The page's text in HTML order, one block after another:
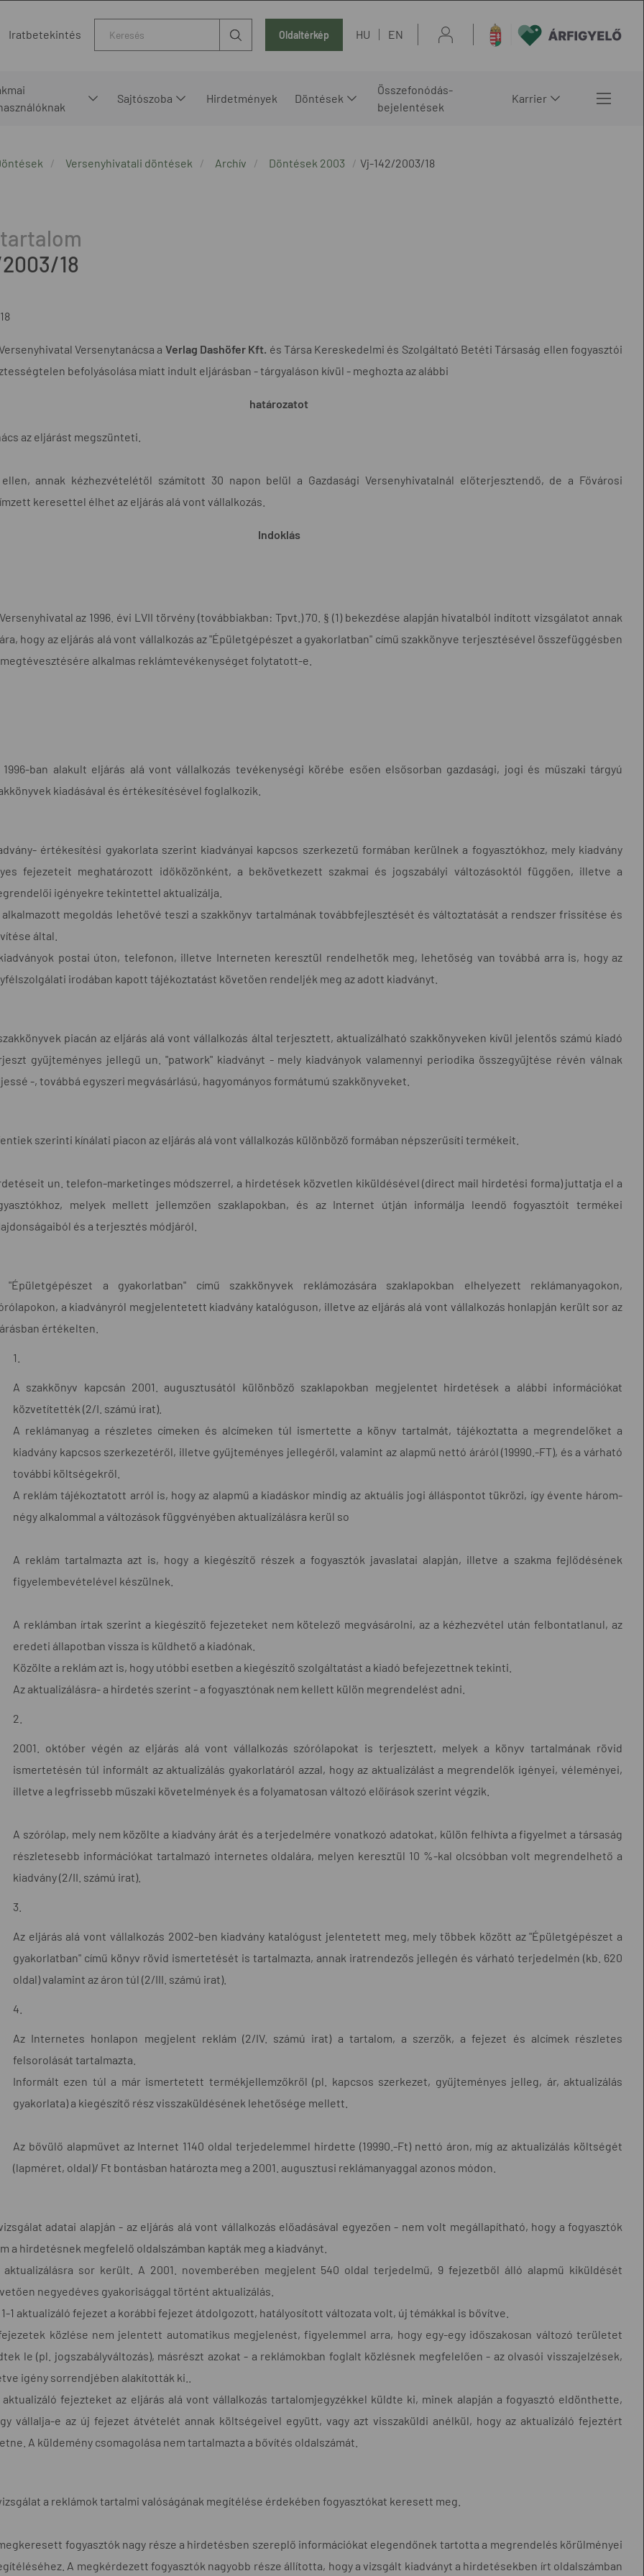
Iratbetekintés Oldaltérkép HU EN
Sajtószoba Hirdetmények Döntések
Összefonódás-
bejelentések
Karrier
Versenyhivatali döntések Archív Döntések 2003
Vj-142/2003/18
18
Versenytanácsa a Verlag Dashöfer Kft. és Társa Kereskedelmi és Szolgáltató Betéti Társaság ellen fogyasztói
befolyásolása miatt indult eljárásban - tárgyaláson kívül - meghozta az alábbi
határozatot
az eljárást megszünteti.
annak kézhezvételétől számított 30 napon belül a Gazdasági Versenyhivatalnál előterjesztendő, de a Fővárosi
keresettel élhet az eljárás alá vont vállalkozás.
Indoklás
az 1996. évi LVII törvény (továbbiakban: Tpvt.) 70. § (1) bekezdése alapján hivatalból indított vizsgálatot annak
hogy az eljárás alá vont vállalkozás az "Épületgépészet a gyakorlatban" című szakkönyve terjesztésével összefüggésben
alkalmas reklámtevékenységet folytatott-e.
1996-ban alakult eljárás alá vont vállalkozás tevékenységi körébe esően elsősorban gazdasági, jogi és műszaki tárgyú
kiadásával és értékesítésével foglalkozik.
értékesítési gyakorlata szerint kiadványai kapcsos szerkezetű formában kerülnek a fogyasztókhoz, mely kiadvány
fejezeteit meghatározott időközönként, a bekövetkezett szakmai és jogszabályi változásoktól függően, illetve a
igényekre tekintettel aktualizálja.
alkalmazott megoldás lehetővé teszi a szakkönyv tartalmának továbbfejlesztését és változtatását a rendszer frissítése és
által.
postai úton, telefonon, illetve Interneten keresztül rendelhetők meg, lehetőség van továbbá arra is, hogy az
irodában kapott tájékoztatást követően rendeljék meg az adott kiadványt.
piacán az eljárás alá vont vállalkozás által terjesztett, aktualizálható szakkönyveken kívül jelentős számú kiadó
gyűjteményes jellegű un. "patwork" kiadványt - mely kiadványok valamennyi periodika összegyűjtése révén válnak
-, továbbá egyszeri megvásárlású, hagyományos formátumú szakkönyveket.
szerinti kínálati piacon az eljárás alá vont vállalkozás különböző formában népszerűsíti termékeit.
un. telefon-marketinges módszerrel, a hirdetések közvetlen kiküldésével (direct mail hirdetési forma) juttatja el a
melyek mellett jellemzően szaklapokban, és az Internet útján informálja leendő fogyasztóit termékei
és a terjesztés módjáról.
"Épületgépészet a gyakorlatban" című szakkönyvek reklámozására szaklapokban elhelyezett reklámanyagokon,
a kiadványról megjelentetett kiadvány katalóguson, illetve az eljárás alá vont vállalkozás honlapján került sor az
értékelten.
1.
A szakkönyv kapcsán 2001. augusztusától különböző szaklapokban megjelentet hirdetések a alábbi információkat
közvetítették (2/I. számú irat).
A reklámanyag a részletes címeken és alcímeken túl ismertette a könyv tartalmát, tájékoztatta a megrendelőket a
kiadvány kapcsos szerkezetéről, illetve gyűjteményes jellegéről, valamint az alapmű nettó áráról (19990.-FT), és a várható
további költségekről.
A reklám tájékoztatott arról is, hogy az alapmű a kiadáskor mindig az aktuális jogi álláspontot tükrözi, így évente három-
négy alkalommal a változások függvényében aktualizálásra kerül so
A reklám tartalmazta azt is, hogy a kiegészítő részek a fogyasztók javaslatai alapján, illetve a szakma fejlődésének
figyelembevételével készülnek.
A reklámban írtak szerint a kiegészítő fejezeteket nem kötelező megvásárolni, az a kézhezvétel után felbontatlanul, az
eredeti állapotban vissza is küldhető a kiadónak.
Közölte a reklám azt is, hogy utóbbi esetben a kiegészítő szolgáltatást a kiadó befejezettnek tekinti.
Az aktualizálásra- a hirdetés szerint - a fogyasztónak nem kellett külön megrendelést adni.
2.
2001. október végén az eljárás alá vont vállalkozás szórólapokat is terjesztett, melyek a könyv tartalmának rövid
ismertetésén túl informált az aktualizálás gyakorlatáról azzal, hogy az aktualizálást a megrendelők igényei, véleményei,
illetve a legfrissebb műszaki követelmények és a folyamatosan változó előírások szerint végzik.
A szórólap, mely nem közölte a kiadvány árát és a terjedelmére vonatkozó adatokat, külön felhívta a figyelmet a társaság
részletesebb információkat tartalmazó internetes oldalára, melyen keresztül 10 %-kal olcsóbban volt megrendelhető a
kiadvány (2/II. számú irat).
3.
Az eljárás alá vont vállalkozás 2002-ben kiadvány katalógust jelentetett meg, mely többek között az "Épületgépészet a
gyakorlatban" című könyv rövid ismertetését is tartalmazta, annak iratrendezős jellegén és várható terjedelmén (kb. 620
oldal) valamint az áron túl (2/III. számú irat).
4.
Az Internetes honlapon megjelent reklám (2/IV. számú irat) a tartalom, a szerzők, a fejezet és alcímek részletes
felsorolását tartalmazta.
Informált ezen túl a már ismertetett termékjellemzőkről (pl. kapcsos szerkezet, gyűjteményes jelleg, ár, aktualizálás
gyakorlata) a kiegészítő rész visszaküldésének lehetősége mellett.
Az bővülő alapművet az Internet 1140 oldal terjedelemmel hirdette (19990.-Ft) nettó áron, míg az aktualizálás költségét
(lapméret, oldal)/ Ft bontásban határozta meg a 2001. augusztusi reklámanyaggal azonos módon.
adatai alapján - az eljárás alá vont vállalkozás előadásával egyezően - nem volt megállapítható, hogy a fogyasztók
a hirdetésnek megfelelő oldalszámban kapták meg a kiadványt.
aktualizálásra sor került. A 2001. novemberében megjelent 540 oldal terjedelmű, 9 fejezetből álló alapmű kiküldését
negyedéves gyakorisággal történt aktualizálás.
1-1 aktualizáló fejezet a korábbi fejezet átdolgozott, hatályosított változata volt, új témákkal is bővítve.
közlése nem jelentett automatikus megjelenést, figyelemmel arra, hogy egy-egy időszakosan változó területet
le (pl. jogszabályváltozás), másrészt azokat - a reklámokban foglalt közlésnek megfelelően - az olvasói visszajelzések,
igény sorrendjében alakították ki..
aktualizáló fejezteket az eljárás alá vont vállalkozás tartalomjegyzékkel küldte ki, minek alapján a fogyasztó eldönthette,
vállalja-e az új fejezet átvételét annak költségeivel együtt, vagy azt visszaküldi anélkül, hogy az aktualizáló fejeztért
A küldemény csomagolása nem tartalmazta a bővítés oldalszámát.
a reklámok tartalmi valóságának megítélése érdekében fogyasztókat keresett meg.
fogyasztók nagy része a hirdetésben szereplő információkat elegendőnek tartotta a megrendelés körülményei
A megkérdezett fogyasztók nagyobb része állította, hogy a vizsgált kiadványt a hirdetésekben írt oldalszámban